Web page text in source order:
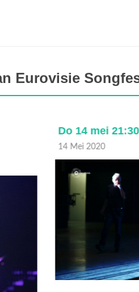
Eurovisie
winst
Eurovisie
stad